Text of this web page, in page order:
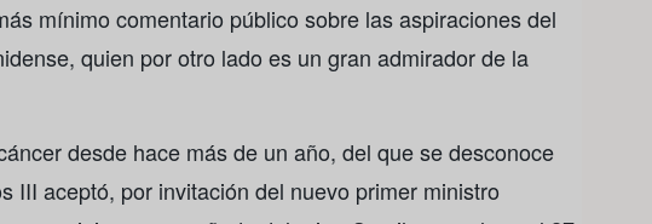
mínimo comentario público sobre las aspiraciones del
quien por otro lado es un gran admirador de la
desde hace más de un año, del que se desconoce
III aceptó, por invitación del nuevo primer ministro